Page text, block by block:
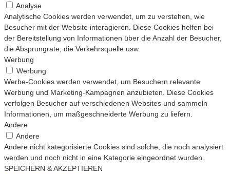
Analyse
Analytische Cookies werden verwendet, um zu verstehen, wie
Besucher mit der Website interagieren. Diese Cookies helfen bei
der Bereitstellung von Informationen über die Anzahl der Besucher,
die Absprungrate, die Verkehrsquelle usw.
Werbung
Werbung
Werbe-Cookies werden verwendet, um Besuchern relevante
Werbung und Marketing-Kampagnen anzubieten. Diese Cookies
verfolgen Besucher auf verschiedenen Websites und sammeln
Informationen, um maßgeschneiderte Werbung zu liefern.
Andere
Andere
Andere nicht kategorisierte Cookies sind solche, die noch analysiert
werden und noch nicht in eine Kategorie eingeordnet wurden.
SPEICHERN & AKZEPTIEREN